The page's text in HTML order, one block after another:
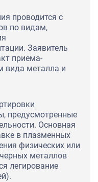
проводится с
по видам,
Заявитель
приема-
вида металла и
предусмотренные
Основная
в плазменных
физических или
металлов
легирование